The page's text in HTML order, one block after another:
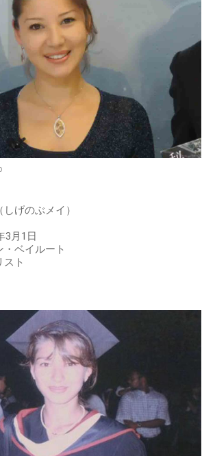
げのぶメイ）
3月1日
ベイルート
ト